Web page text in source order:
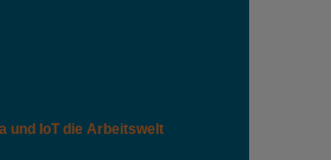
und IoT die Arbeitswelt